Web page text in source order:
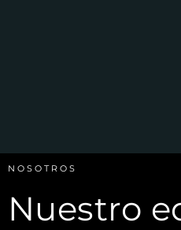
NOSOTROS
Nuestro